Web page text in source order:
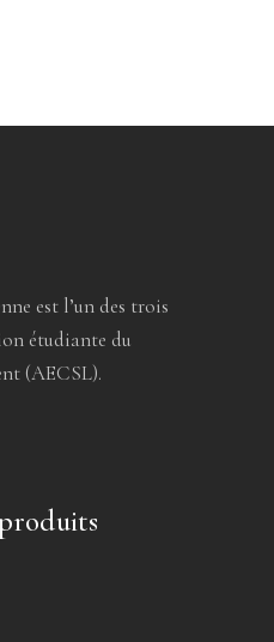
est l’un des trois
étudiante du
(AECSL).